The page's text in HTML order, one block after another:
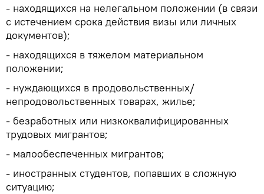
- находящихся на нелегальном положении (в связи
с истечением срока действия визы или личных
документов);
- находящихся в тяжелом материальном
положении;
- нуждающихся в продовольственных/
непродовольственных товарах, жилье;
- безработных или низкоквалифицированных
трудовых мигрантов;
- малообеспеченных мигрантов;
- иностранных студентов, попавших в сложную
ситуацию;